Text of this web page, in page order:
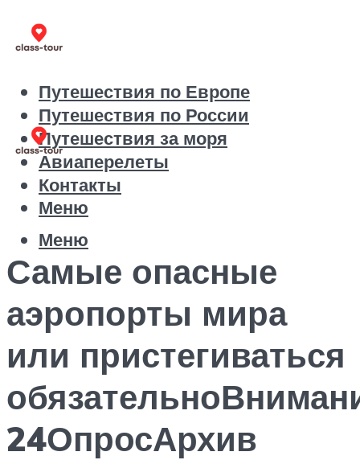
Путешествия по Европе
Путешествия по России
Путешествия за моря
Авиаперелеты
Контакты
Меню
Меню
Самые опасные
аэропорты мира
или пристегиваться
24ОпросАрхив